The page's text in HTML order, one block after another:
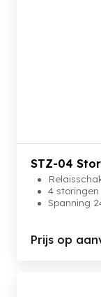
STZ-04
4 storingen
Spanning
Prijs op